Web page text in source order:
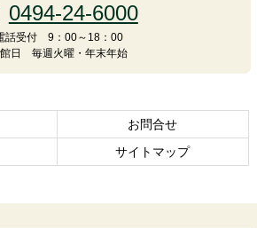
0494-24-6000
話受付 9：00～18：00
日 毎週火曜・年末年始
お問合せ
サイトマップ